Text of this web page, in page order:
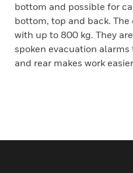
bottom and possible for
bottom, top and back.
with up to 800 kg. They
spoken evacuation
and rear makes work